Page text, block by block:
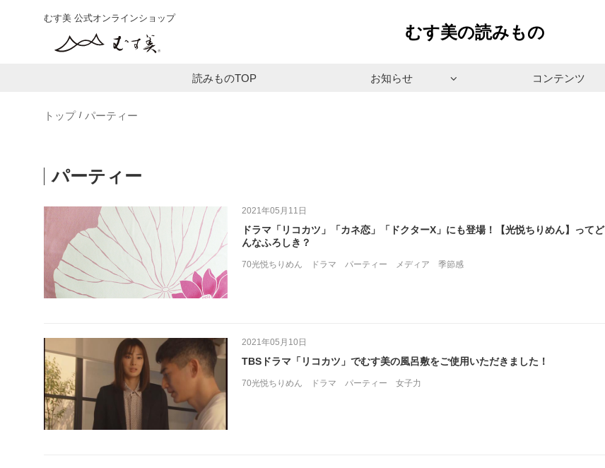
むす美 公式オンラインショップ
むす美の読みもの
読みものTOP お知らせ コンテンツ
トップ パーティー
パーティー
2021年05月11日
ドラマ「リコカツ」「カネ恋」「ドクターX」にも登場！【光悦ちりめん】ってど
んなふろしき？
70光悦ちりめん ドラマ パーティー メディア 季節感
2021年05月10日
TBSドラマ「リコカツ」でむす美の風呂敷をご使用いただきました！
70光悦ちりめん ドラマ パーティー 女子力